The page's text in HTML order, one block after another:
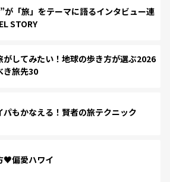
が「旅」をテーマに語るインタビュー連
STORY
がしてみたい！地球の歩き方が選ぶ2026
き旅先30
パもかなえる！賢者の旅テクニック
♥偏愛ハワイ